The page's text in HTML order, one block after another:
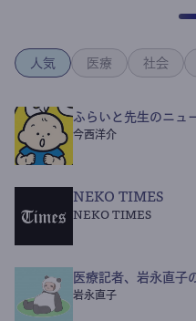
人気 医療 社会
ふらいと先生のニュ
今西洋介
NEKO TIMES
NEKO TIMES
医療記者、岩永直子
岩永直子